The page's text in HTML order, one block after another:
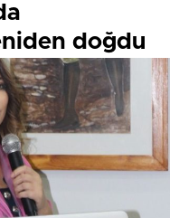
doğdu